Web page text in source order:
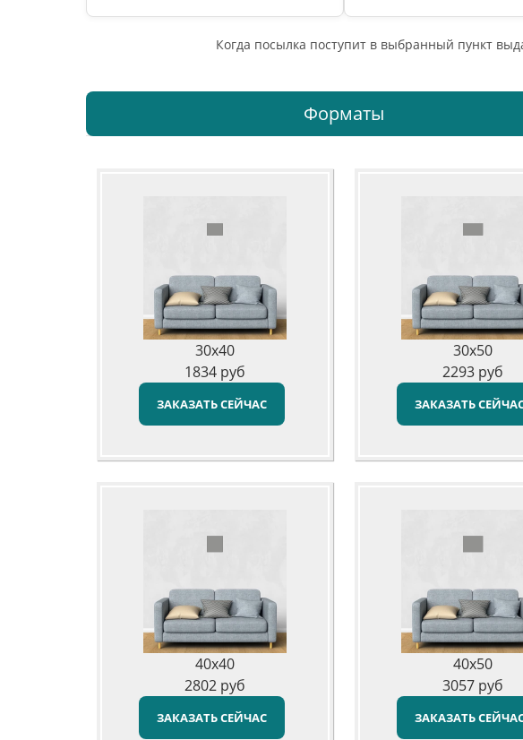
Когда посылка поступит в выбранный пункт
Форматы
30x40
1834 руб
ЗАКАЗАТЬ СЕЙЧАС
30x50
2293 руб
ЗАКАЗАТЬ
40x40
2802 руб
ЗАКАЗАТЬ СЕЙЧАС
40x50
3057 руб
ЗАКАЗАТЬ